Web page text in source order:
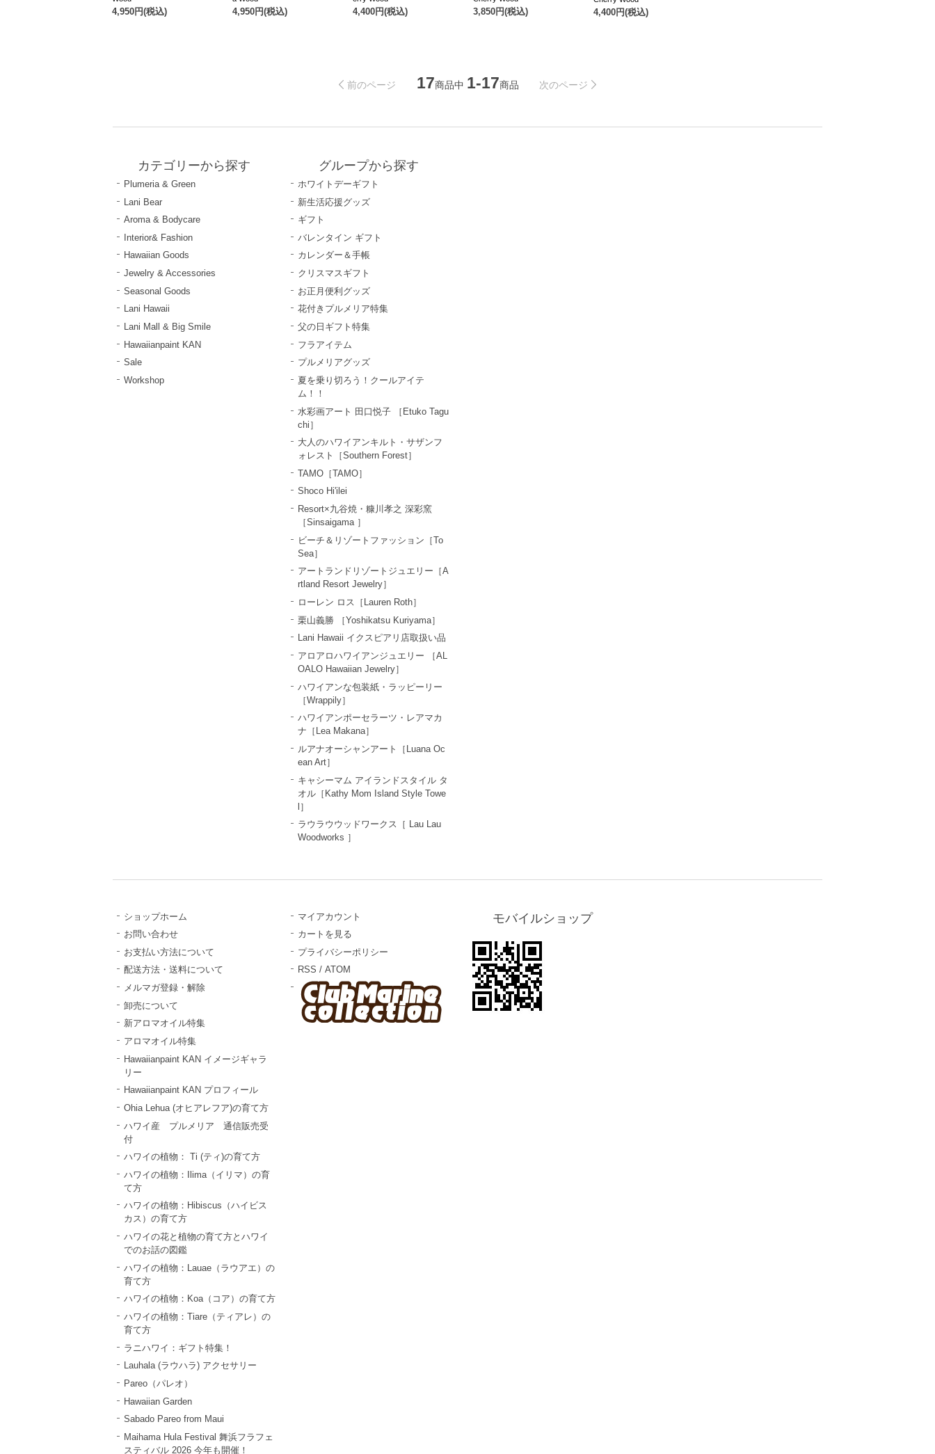
4,950円(税込) 4,950円(税込) 4,400円(税込) 3,850円(税込) 4,400円(税込)
前のページ 17商品中 1-17商品 次のページ
カテゴリーから探す
Plumeria & Green
Lani Bear
Aroma & Bodycare
Interior& Fashion
Hawaiian Goods
Jewelry & Accessories
Seasonal Goods
Lani Hawaii
Lani Mall & Big Smile
Hawaiianpaint KAN
Sale
Workshop
グループから探す
ホワイトデーギフト
新生活応援グッズ
ギフト
バレンタイン ギフト
カレンダー＆手帳
クリスマスギフト
お正月便利グッズ
花付きプルメリア特集
父の日ギフト特集
フラアイテム
プルメリアグッズ
夏を乗り切ろう！クールアイテ
ム！！
水彩画アート 田口悦子 ［Etuko Tagu
chi］
大人のハワイアンキルト・サザンフ
ォレスト［Southern Forest］
TAMO［TAMO］
Shoco Hi'ilei
Resort×九谷焼・糠川孝之 深彩窯
［Sinsaigama ］
ビーチ＆リゾートファッション［To
Sea］
アートランドリゾートジュエリー［A
rtland Resort Jewelry］
ローレン ロス［Lauren Roth］
栗山義勝 ［Yoshikatsu Kuriyama］
Lani Hawaii イクスピアリ店取扱い品
アロアロハワイアンジュエリー ［AL
OALO Hawaiian Jewelry］
ハワイアンな包装紙・ラッピーリー
［Wrappily］
ハワイアンポーセラーツ・レアマカ
ナ［Lea Makana］
ルアナオーシャンアート［Luana Oc
ean Art］
キャシーマム アイランドスタイル タ
オル［Kathy Mom Island Style Towe
l］
ラウラウウッドワークス［ Lau Lau
Woodworks ］
ショップホーム
お問い合わせ
お支払い方法について
配送方法・送料について
メルマガ登録・解除
卸売について
新アロマオイル特集
アロマオイル特集
Hawaiianpaint KAN イメージギャラ
リー
Hawaiianpaint KAN プロフィール
Ohia Lehua (オヒアレフア)の育て方
ハワイ産 プルメリア 通信販売受
付
ハワイの植物： Ti (ティ)の育て方
ハワイの植物：Ilima（イリマ）の育
て方
ハワイの植物：Hibiscus（ハイビス
カス）の育て方
ハワイの花と植物の育て方とハワイ
でのお話の図鑑
ハワイの植物：Lauae（ラウアエ）の
育て方
ハワイの植物：Koa（コア）の育て方
ハワイの植物：Tiare（ティアレ）の
育て方
ラニハワイ：ギフト特集！
Lauhala (ラウハラ) アクセサリー
Pareo（パレオ）
Hawaiian Garden
Sabado Pareo from Maui
Maihama Hula Festival 舞浜フラフェ
スティバル 2026 今年も開催！
マイアカウント
カートを見る
プライバシーポリシー
RSS /ATOM
モバイルショップ